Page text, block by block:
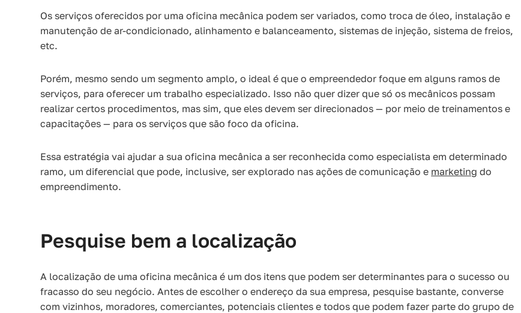
Os serviços oferecidos por uma oficina mecânica podem ser variados, como troca de óleo, instalação e
manutenção de ar-condicionado, alinhamento e balanceamento, sistemas de injeção, sistema de freios,
etc.
Porém, mesmo sendo um segmento amplo, o ideal é que o empreendedor foque em alguns ramos de
serviços, para oferecer um trabalho especializado. Isso não quer dizer que só os mecânicos possam
realizar certos procedimentos, mas sim, que eles devem ser direcionados — por meio de treinamentos e
capacitações — para os serviços que são foco da oficina.
Essa estratégia vai ajudar a sua oficina mecânica a ser reconhecida como especialista em determinado
ramo, um diferencial que pode, inclusive, ser explorado nas ações de comunicação e marketing do
empreendimento.
Pesquise bem a localização
A localização de uma oficina mecânica é um dos itens que podem ser determinantes para o sucesso ou
fracasso do seu negócio. Antes de escolher o endereço da sua empresa, pesquise bastante, converse
com vizinhos, moradores, comerciantes, potenciais clientes e todos que podem fazer parte do grupo de